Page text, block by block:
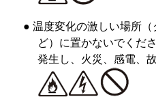
● 温度変化の激しい場所
ど）に置かないでくだ
発生し、火災、感電、